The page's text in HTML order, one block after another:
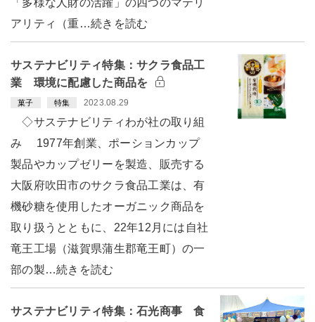
「多様な人財の活躍」の四つのマテリ
アリティ（重…続きを読む
サステナビリティ特集：サクラ食品工
業 環境に配慮した商品を
菓子 特集 2023.08.29
◇サステナビリティわが社の取り組
み 1977年創業、ポーションカップ
製品やカップゼリーを製造、販売する
大阪府吹田市のサクラ食品工業は、有
機砂糖を使用したオーガニック商品を
取り扱うとともに、22年12月には自社
竜王工場（滋賀県蒲生郡竜王町）の一
部の製…続きを読む
サステナビリティ特集：石光商事 食